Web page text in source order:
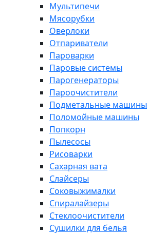
Мультипечи
Мясорубки
Оверлоки
Отпариватели
Пароварки
Паровые системы
Парогенераторы
Пароочистители
Подметальные машины
Поломойные машины
Попкорн
Пылесосы
Рисоварки
Сахарная вата
Слайсеры
Соковыжималки
Спиралайзеры
Стеклоочистители
Сушилки для белья